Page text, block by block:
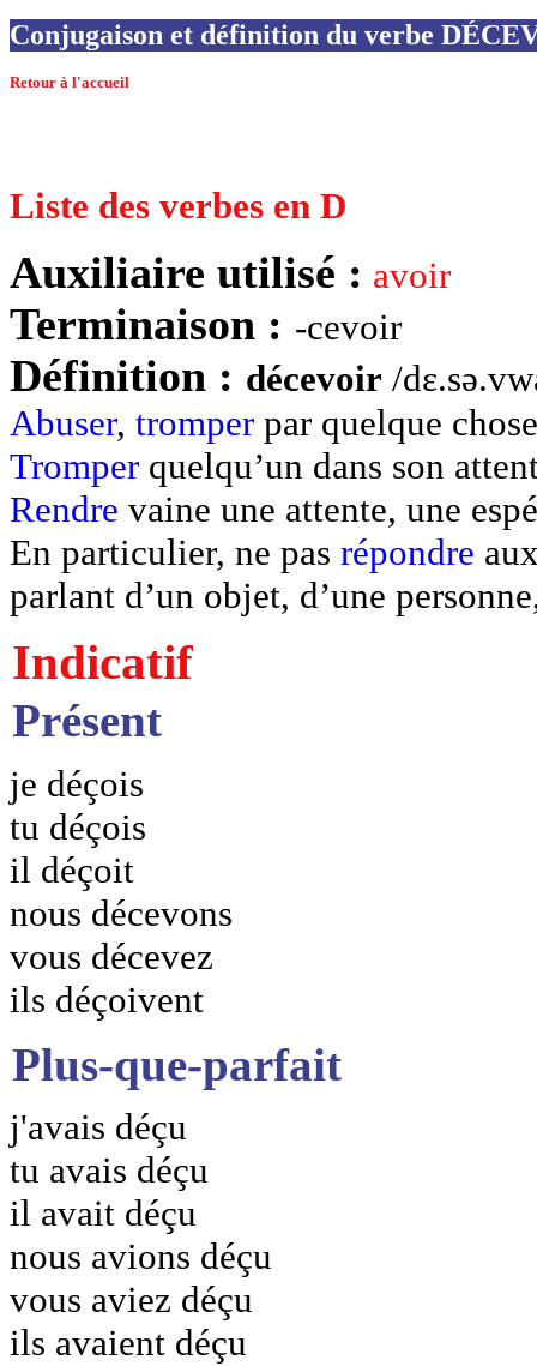
Conjugaison et définition du verbe
Retour à l'accueil
Liste des verbes en D
Auxiliaire utilisé : avoir
Terminaison : -cevoir
Définition : décevoir /
Abuser, tromper par quelque
Tromper quelqu’un dans son
Rendre vaine une attente, une
En particulier, ne pas répondre
parlant d’un objet, d’une
Indicatif
Présent
je déçois
tu déçois
il déçoit
nous décevons
vous décevez
ils déçoivent
Plus-que-parfait
j'avais déçu
tu avais déçu
il avait déçu
nous avions déçu
vous aviez déçu
ils avaient déçu